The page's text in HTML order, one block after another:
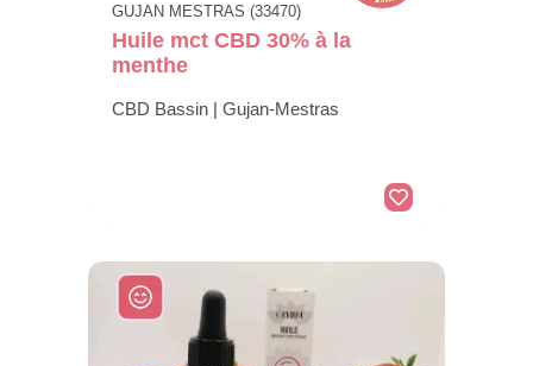
GUJAN MESTRAS (33470)
Huile mct CBD 30% à la
menthe
CBD Bassin | Gujan-Mestras